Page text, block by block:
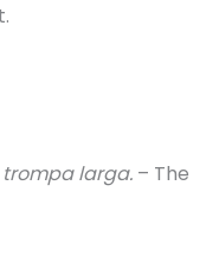
larga.– The